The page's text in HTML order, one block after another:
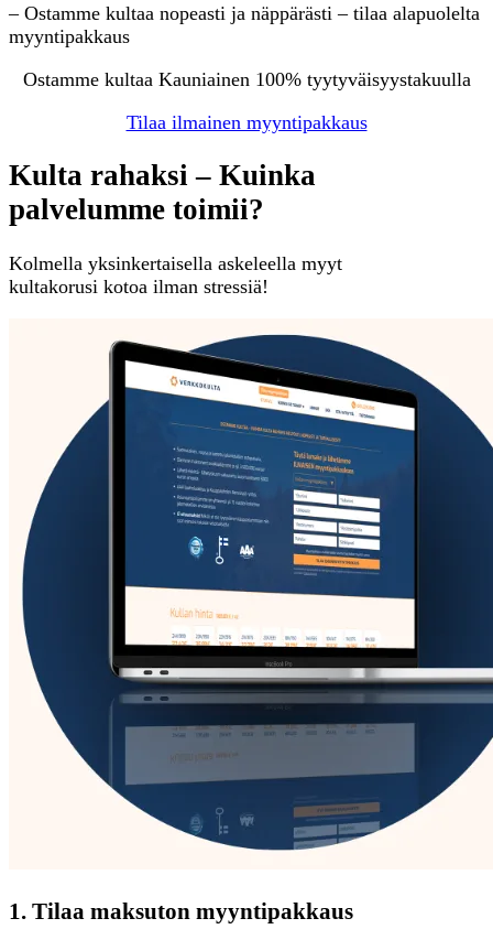
– Ostamme kultaa nopeasti ja näppärästi – tilaa alapuolelta
myyntipakkaus
Ostamme kultaa Kauniainen 100% tyytyväisyystakuulla
Tilaa ilmainen myyntipakkaus
Kulta rahaksi – Kuinka
palvelumme toimii?
Kolmella yksinkertaisella askeleella myyt
kultakorusi kotoa ilman stressiä!
1. Tilaa maksuton myyntipakkaus